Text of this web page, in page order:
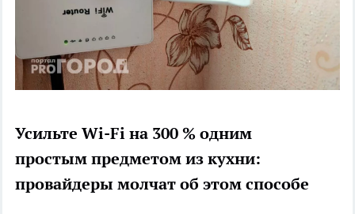
Усильте Wi-Fi на 300 % одним
простым предметом из кухни:
провайдеры молчат об этом способе